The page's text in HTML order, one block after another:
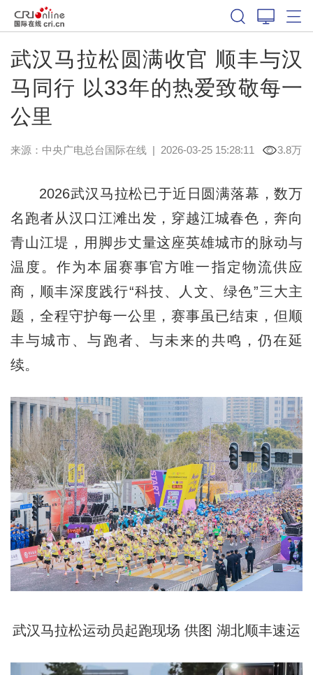
武汉马拉松圆满收官 顺丰与汉
马同行 以33年的热爱致敬每一
公里
来源：中央广电总台国际在线| 2026-03-25 15:28:11 3.8万
2026武汉马拉松已于近日圆满落幕，数万
名跑者从汉口江滩出发，穿越江城春色，奔向
青山江堤，用脚步丈量这座英雄城市的脉动与
温度。作为本届赛事官方唯一指定物流供应
商，顺丰深度践行“科技、人文、绿色”三大主
题，全程守护每一公里，赛事虽已结束，但顺
丰与城市、与跑者、与未来的共鸣，仍在延
续。
武汉马拉松运动员起跑现场 供图 湖北顺丰速运